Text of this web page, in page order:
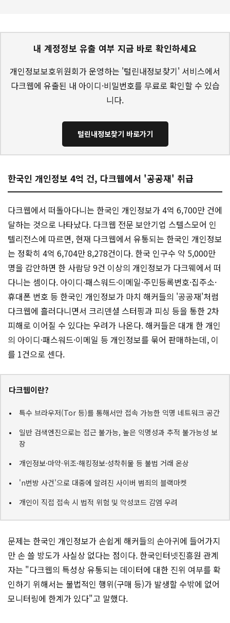
내 계정정보 유출 여부 지금 바로 확인하세요
개인정보보호위원회가 운영하는 '털린내정보찾기' 서비스에서
다크웹에 유출된 내 아이디·비밀번호를 무료로 확인할 수 있습
니다.
털린내정보찾기 바로가기
한국인 개인정보 4억 건, 다크웹에서 '공공재' 취급
다크웹에서 떠돌아다니는 한국인 개인정보가 4억 6,700만 건에
달하는 것으로 나타났다. 다크웹 전문 보안기업 스텔스모어 인
텔리전스에 따르면, 현재 다크웹에서 유통되는 한국인 개인정보
는 정확히 4억 6,704만 8,278건이다. 한국 인구수 약 5,000만
명을 감안하면 한 사람당 9건 이상의 개인정보가 다크웨에서 떠
다니는 셈이다. 아이디·패스워드·이메일·주민등록번호·집주소·
휴대폰 번호 등 한국인 개인정보가 마치 해커들의 '공공재'처럼
다크웹에 흘러다니면서 크리덴셜 스터핑과 피싱 등을 통한 2차
피해로 이어질 수 있다는 우려가 나온다. 해커들은 대개 한 개인
의 아이디·패스워드·이메일 등 개인정보를 묶어 판매하는데, 이
를 1건으로 센다.
다크웹이란?
특수 브라우저(Tor 등)를 통해서만 접속 가능한 익명 네트워크 공간
일반 검색엔진으로는 접근 불가능, 높은 익명성과 추적 불가능성 보
장
개인정보·마약·위조·해킹정보·성착취물 등 불법 거래 온상
'n번방 사건'으로 대중에 알려진 사이버 범죄의 블랙마켓
개인이 직접 접속 시 법적 위험 및 악성코드 감염 우려
문제는 한국인 개인정보가 손쉽게 해커들의 손아귀에 들어가지
만 손 쓸 방도가 사실상 없다는 점이다. 한국인터넷진흥원 관계
자는 "다크웹의 특성상 유통되는 데이터에 대한 진위 여부를 확
인하기 위해서는 불법적인 행위(구매 등)가 발생할 수밖에 없어
모니터링에 한계가 있다"고 말했다.